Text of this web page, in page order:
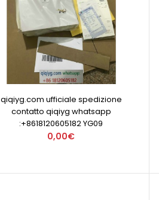
qiqiyg.com ufficiale spedizione
contatto qiqiyg whatsapp
:+8618120605182 YG09
0,00€